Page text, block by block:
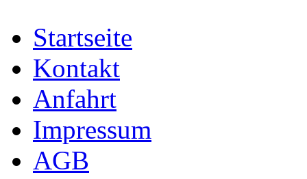
Startseite
Kontakt
Anfahrt
Impressum
AGB